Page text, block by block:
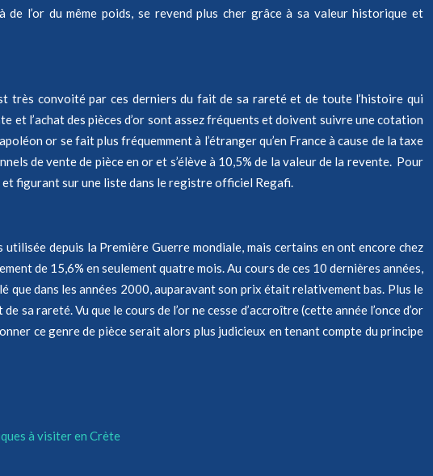
l’or du même poids, se revend plus cher grâce à sa valeur historique et
très convoité par ces derniers du fait de sa rareté et de toute l’histoire qui
et l’achat des pièces d’or sont assez fréquents et doivent suivre une cotation
or se fait plus fréquemment à l’étranger qu’en France à cause de la taxe
de vente de pièce en or et s’élève à 10,5% de la valeur de la revente. Pour
figurant sur une liste dans le registre officiel Regafi.
depuis la Première Guerre mondiale, mais certains en ont encore chez
de 15,6% en seulement quatre mois. Au cours de ces 10 dernières années,
que dans les années 2000, auparavant son prix était relativement bas. Plus le
rareté. Vu que le cours de l’or ne cesse d’accroître (cette année l’once d’or
ce genre de pièce serait alors plus judicieux en tenant compte du principe
à visiter en Crète